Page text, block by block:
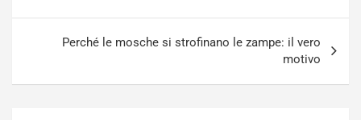
Perché le mosche si strofinano le zampe: il vero
motivo